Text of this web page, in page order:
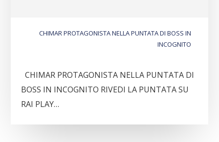
CHIMAR PROTAGONISTA NELLA PUNTATA DI BOSS IN
INCOGNITO
CHIMAR PROTAGONISTA NELLA PUNTATA DI
BOSS IN INCOGNITO RIVEDI LA PUNTATA SU
RAI PLAY…